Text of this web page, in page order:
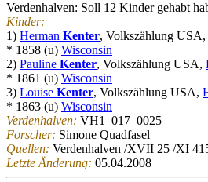
Verdenhalven: Soll 12 Kinder gehabt
Kinder:
1) Herman Kenter, Volkszählung USA,
* 1858 (u) Wisconsin
2) Pauline Kenter, Volkszählung USA,
* 1861 (u) Wisconsin
3) Louise Kenter, Volkszählung USA,
* 1863 (u) Wisconsin
Verdenhalven: VH1_017_0025
Forscher: Simone Quadfasel
Quellen: Verdenhalven /XVII 25 /XI
Letzte Änderung: 05.04.2008